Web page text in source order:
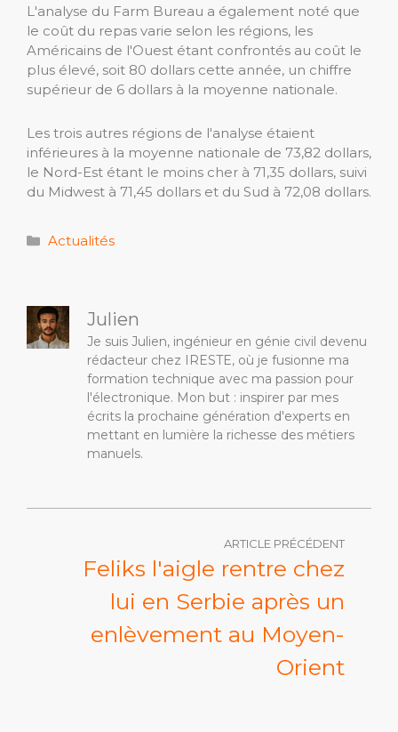
L'analyse du Farm Bureau a également noté que
le coût du repas varie selon les régions, les
Américains de l'Ouest étant confrontés au coût le
plus élevé, soit 80 dollars cette année, un chiffre
supérieur de 6 dollars à la moyenne nationale.
Les trois autres régions de l'analyse étaient
inférieures à la moyenne nationale de 73,82 dollars,
le Nord-Est étant le moins cher à 71,35 dollars, suivi
du Midwest à 71,45 dollars et du Sud à 72,08 dollars.
Catégories
Actualités
Julien
Je suis Julien, ingénieur en génie civil devenu
rédacteur chez IRESTE, où je fusionne ma
formation technique avec ma passion pour
l'électronique. Mon but : inspirer par mes
écrits la prochaine génération d'experts en
mettant en lumière la richesse des métiers
manuels.
ARTICLE PRÉCÉDENT
Feliks l'aigle rentre chez
lui en Serbie après un
enlèvement au Moyen-
Orient